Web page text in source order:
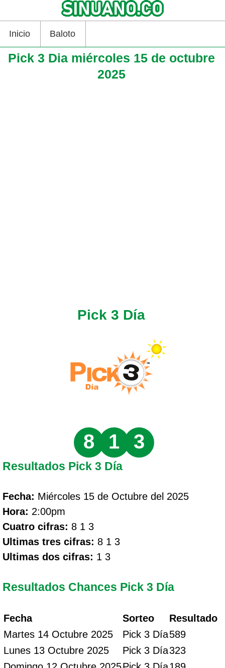
Inicio Baloto
Pick 3 Dia miércoles 15 de octubre
2025
Pick 3 Día
8 1 3
Resultados Pick 3 Día
Fecha: Miércoles 15 de Octubre del 2025
Hora: 2:00pm
Cuatro cifras: 8 1 3
Ultimas tres cifras: 8 1 3
Ultimas dos cifras: 1 3
Resultados Chances Pick 3 Día
Fecha Sorteo
Resultado
Martes 14 Octubre 2025
Pick 3 Día589
Lunes 13 Octubre 2025
Pick 3 Día323